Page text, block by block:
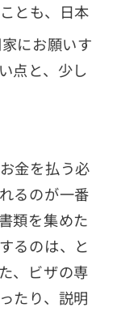
とも、日本
にお願いす
点と、少し
金を払う必
るのが一番
類を集めた
るのは、と
、ビザの専
たり、説明